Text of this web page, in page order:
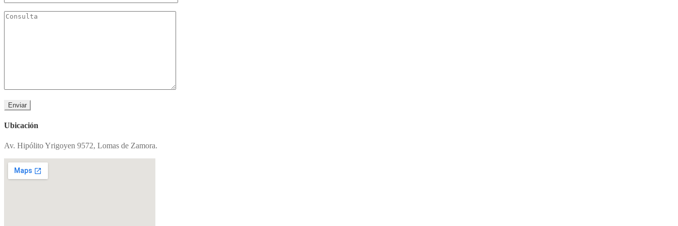
Ubicación
Av. Hipólito Yrigoyen 9572, Lomas de Zamora.